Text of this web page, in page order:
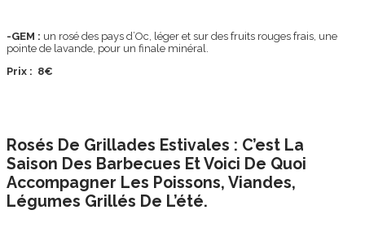
-GEM : un rosé des pays d’Oc, léger et sur des fruits rouges frais, une
pointe de lavande, pour un finale minéral.
Prix : 8€
Rosés De Grillades Estivales : C’est La
Saison Des Barbecues Et Voici De Quoi
Accompagner Les Poissons, Viandes,
Légumes Grillés De L’été.